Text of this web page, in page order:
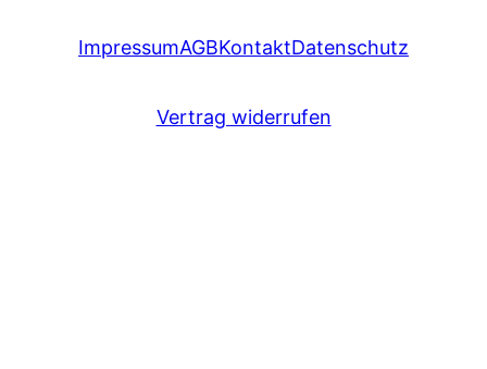
ImpressumAGBKontaktDatenschutz
Vertrag widerrufen